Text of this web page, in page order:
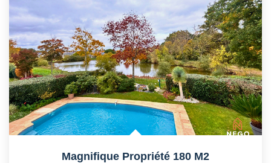
Magnifique Propriété 180 M2